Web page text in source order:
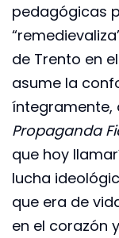
pedagógicas
de Trento en
asume la
íntegramente,
Propaganda
que hoy
lucha
que era de
en el corazón